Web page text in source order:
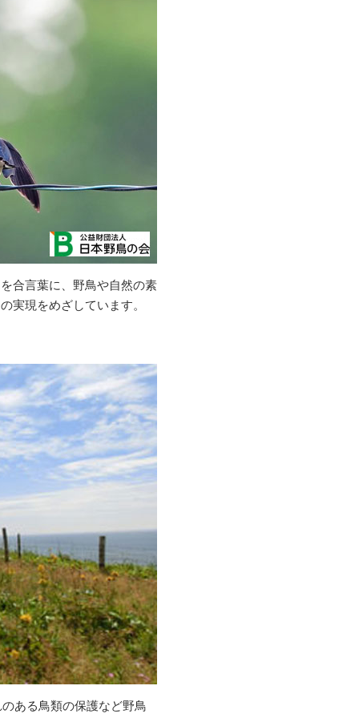
合言葉に、野鳥や自然の素
実現をめざしています。
ある鳥類の保護など野鳥